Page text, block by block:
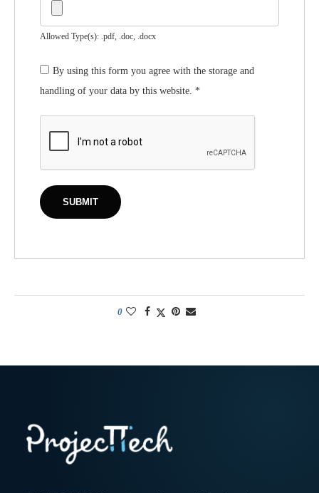
Allowed Type(s): .pdf, .doc, .docx
By using this form you agree with the storage and
handling of your data by this website. *
0